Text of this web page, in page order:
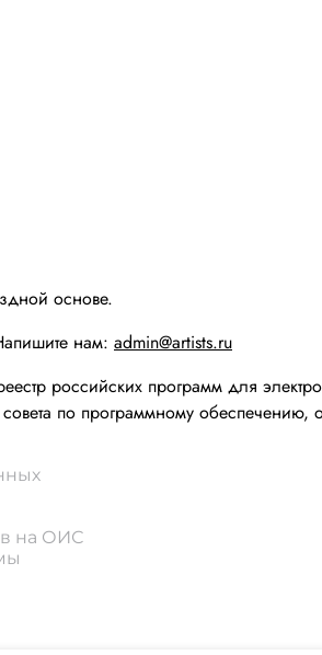
основе.
нам: admin@artists.ru
российских программ для
по программному
на ОИС